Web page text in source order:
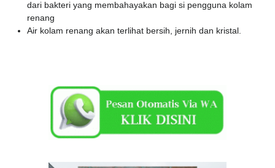
dari bakteri yang membahayakan bagi si pengguna kolam
renang
Air kolam renang akan terlihat bersih, jernih dan kristal.